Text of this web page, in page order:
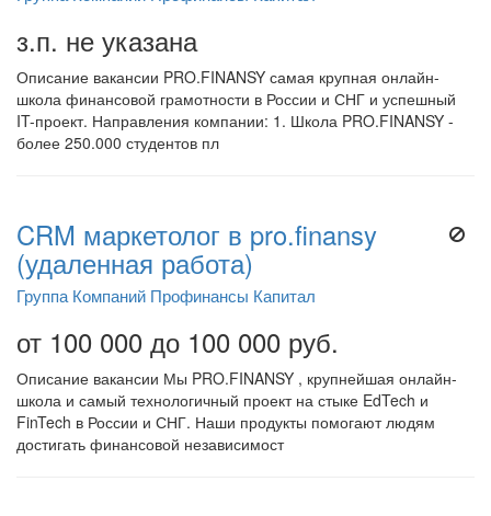
з.п. не указана
Описание вакансии PRO.FINANSY самая крупная онлайн-
школа финансовой грамотности в России и СНГ и успешный
IT-проект. Направления компании: 1. Школа PRO.FINANSY -
более 250.000 студентов пл
CRM маркетолог в pro.finansy
(удаленная работа)
Группа Компаний Профинансы Капитал
от 100 000 до 100 000 руб.
Описание вакансии Мы PRO.FINANSY , крупнейшая онлайн-
школа и самый технологичный проект на стыке EdTech и
FinTech в России и СНГ. Наши продукты помогают людям
достигать финансовой независимост